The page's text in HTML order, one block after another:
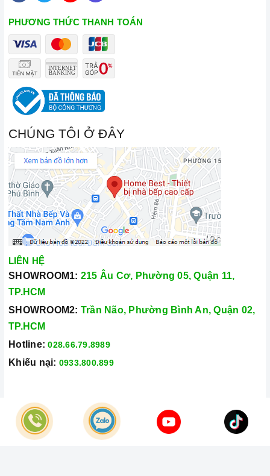
PHƯƠNG THỨC THANH TOÁN
CHÚNG TÔI Ở ĐÂY
LIÊN HỆ
SHOWROOM1: 215 Âu Cơ, Phường 05, Quận 11,
TP.HCM
SHOWROOM2: Trần Não, Phường Bình An, Quận 02,
TP.HCM
Hotline: 028.66.79.8989
Khiếu nại: 0933.800.899
© Bản quyền thuộc vềCông Ty TNHH Home Best Việt Nam
Cung cấp bởi
Sapo